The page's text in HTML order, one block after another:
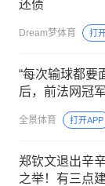
还债
Dream梦体育 打
“每次输球都要
后，前法网冠
全景体育 打开APP
郑钦文退出辛
之举！有三点